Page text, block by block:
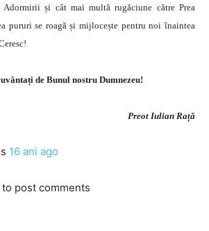
Adormirii și cât mai multă rugăciune către Prea
pururi se roagă și mijlocește pentru noi înaintea
de Bunul nostru Dumnezeu!
Preot Iulian Rață
16 ani ago
to post comments